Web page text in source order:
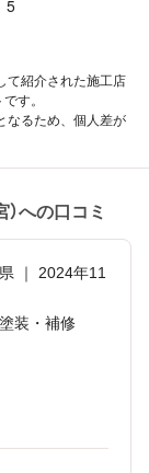
て紹介された施工店
す。
なるため、個人差が
への口コミ
｜ 2024年11
装・補修